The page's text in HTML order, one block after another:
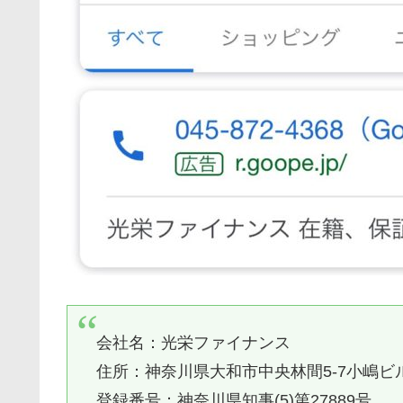
会社名：光栄ファイナンス
住所：神奈川県大和市中央林間5-7小嶋ビ